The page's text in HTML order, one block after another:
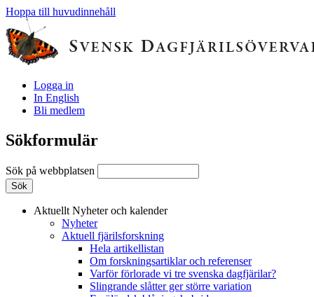
Hoppa till huvudinnehåll
Logga in
In English
Bli medlem
Sökformulär
Sök på webbplatsen
Aktuellt Nyheter och kalender
Nyheter
Aktuell fjärilsforskning
Hela artikellistan
Om forskningsartiklar och referenser
Varför förlorade vi tre svenska dagfjärilar?
Slingrande slåtter ger större variation